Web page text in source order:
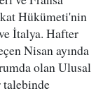
Hükümeti'nin
İtalya. Hafter
Nisan ayında
olan Ulusal